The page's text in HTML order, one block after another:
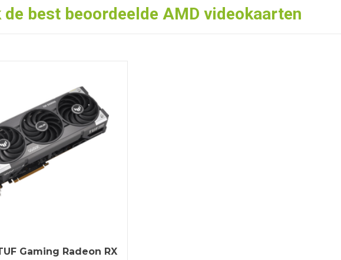
de best beoordeelde AMD videokaarten
Gaming Radeon RX